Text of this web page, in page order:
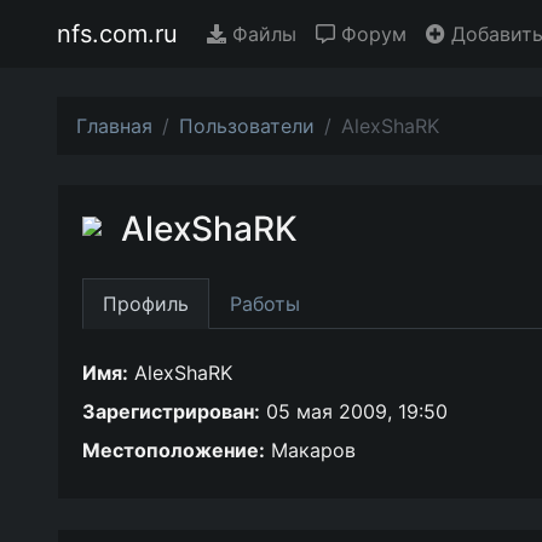
nfs.com.ru Файлы Форум
Главная Пользователи AlexShaRK
AlexShaRK
Профиль Работы
Имя: AlexShaRK
Зарегистрирован: 05 мая 2009, 19:50
Местоположение: Макаров